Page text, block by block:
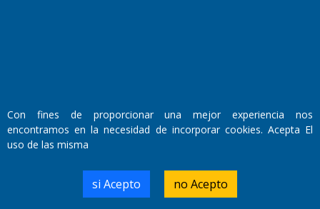
Domicilio Legal: José Ingenieros 855,
Santa Rosa, La Pampa.
RL-2019-55551274-APN-DNDA#MJ
Con fines de proporcionar una mejor experiencia nos
encontramos en la necesidad de incorporar cookies. Acepta El
uso de las misma
si Acepto no Acepto